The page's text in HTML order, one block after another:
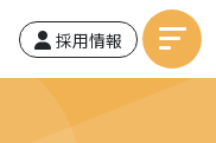
採用情報